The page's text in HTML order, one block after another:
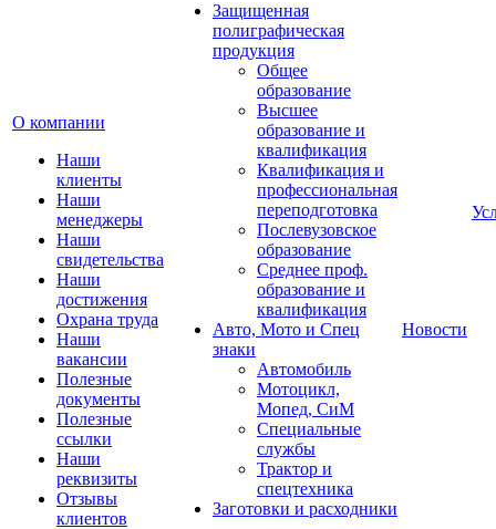
О компании
Наши
клиенты
Наши
менеджеры
Наши
свидетельства
Наши
достижения
Охрана труда
Наши
вакансии
Полезные
документы
Полезные
ссылки
Наши
реквизиты
Отзывы
клиентов
Защищенная
полиграфическая
продукция
Общее
образование
Высшее
образование и
квалификация
Квалификация и
профессиональная
переподготовка
Послевузовское
образование
Среднее проф.
образование и
квалификация
Авто, Мото и Спец
знаки
Автомобиль
Мотоцикл,
Мопед, СиМ
Специальные
службы
Трактор и
спецтехника
Заготовки и расходники
Новости